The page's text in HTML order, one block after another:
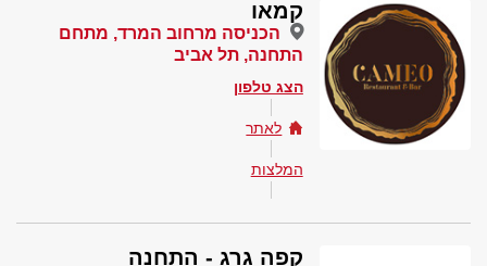
קמאו
הכניסה מרחוב המרד, מתחם
התחנה, תל אביב
הצג טלפון
לאתר
המלצות
קפה גרג - התחנה